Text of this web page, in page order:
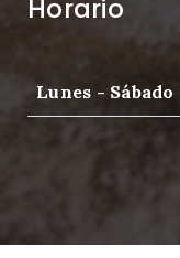
Horario
Lunes - Sábado